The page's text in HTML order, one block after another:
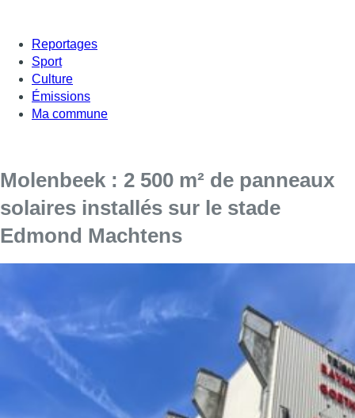
Reportages
Sport
Culture
Émissions
Ma commune
Molenbeek : 2 500 m² de panneaux
solaires installés sur le stade
Edmond Machtens